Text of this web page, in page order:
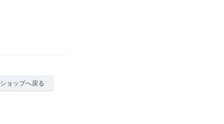
ショップへ戻る